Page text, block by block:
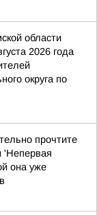
области
2026 года
округа по
прочтите
'Непервая
она уже